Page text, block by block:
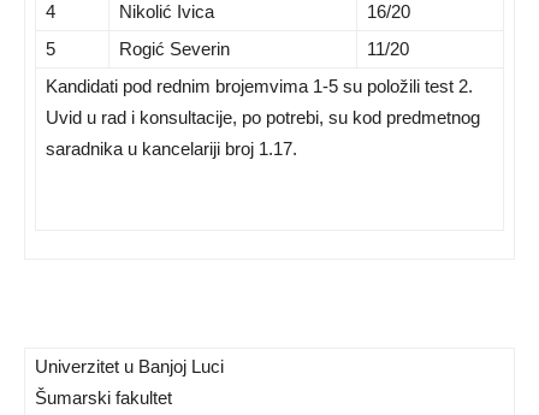
4
Nikolić Ivica
16/20
5
Rogić Severin
11/20
Kandidati pod rednim brojemvima 1-5 su položili test 2.
Uvid u rad i konsultacije, po potrebi, su kod predmetnog
saradnika u kancelariji broj 1.17.
Univerzitet u Banjoj Luci
Šumarski fakultet